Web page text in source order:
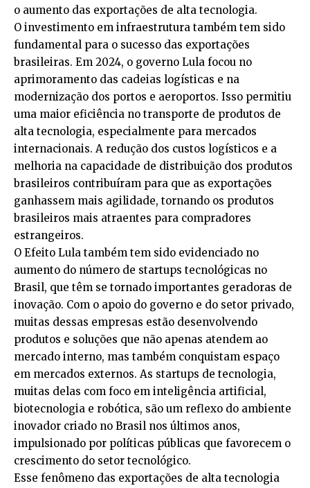
o aumento das exportações de alta tecnologia.
O investimento em infraestrutura também tem sido
fundamental para o sucesso das exportações
brasileiras. Em 2024, o governo Lula focou no
aprimoramento das cadeias logísticas e na
modernização dos portos e aeroportos. Isso permitiu
uma maior eficiência no transporte de produtos de
alta tecnologia, especialmente para mercados
internacionais. A redução dos custos logísticos e a
melhoria na capacidade de distribuição dos produtos
brasileiros contribuíram para que as exportações
ganhassem mais agilidade, tornando os produtos
brasileiros mais atraentes para compradores
estrangeiros.
O Efeito Lula também tem sido evidenciado no
aumento do número de startups tecnológicas no
Brasil, que têm se tornado importantes geradoras de
inovação. Com o apoio do governo e do setor privado,
muitas dessas empresas estão desenvolvendo
produtos e soluções que não apenas atendem ao
mercado interno, mas também conquistam espaço
em mercados externos. As startups de tecnologia,
muitas delas com foco em inteligência artificial,
biotecnologia e robótica, são um reflexo do ambiente
inovador criado no Brasil nos últimos anos,
impulsionado por políticas públicas que favorecem o
crescimento do setor tecnológico.
Esse fenômeno das exportações de alta tecnologia